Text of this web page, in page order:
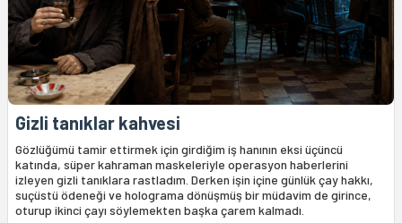
Gizli tanıklar kahvesi
Gözlüğümü tamir ettirmek için girdiğim iş hanının eksi üçüncü
katında, süper kahraman maskeleriyle operasyon haberlerini
izleyen gizli tanıklara rastladım. Derken işin içine günlük çay hakkı,
suçüstü ödeneği ve holograma dönüşmüş bir müdavim de girince,
oturup ikinci çayı söylemekten başka çarem kalmadı.